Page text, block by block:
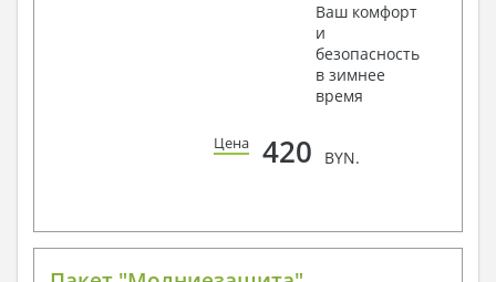
Ваш комфорт
и
безопасность
в зимнее
время
Цена 420 BYN.